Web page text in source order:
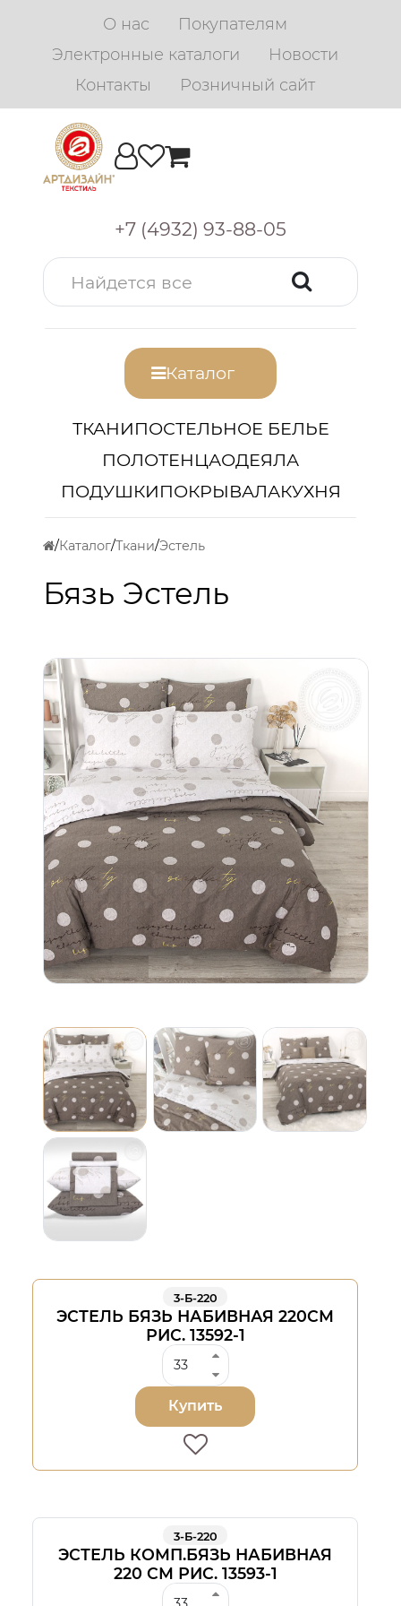
О нас
Покупателям
Электронные каталоги
Новости
Контакты
Розничный сайт
+7 (4932) 93-88-05
Каталог
ТКАНИПОСТЕЛЬНОЕ БЕЛЬЕ
ПОЛОТЕНЦАОДЕЯЛА
ПОДУШКИПОКРЫВАЛАКУХНЯ
Каталог Ткани Эстель
Бязь Эстель
3-Б-220
ЭСТЕЛЬ БЯЗЬ НАБИВНАЯ 220СМ
РИС. 13592-1
Купить
3-Б-220
ЭСТЕЛЬ КОМП.БЯЗЬ НАБИВНАЯ
220 СМ РИС. 13593-1